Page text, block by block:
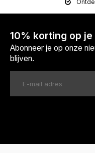
10% korting op
Abonneer je op onze
blijven.